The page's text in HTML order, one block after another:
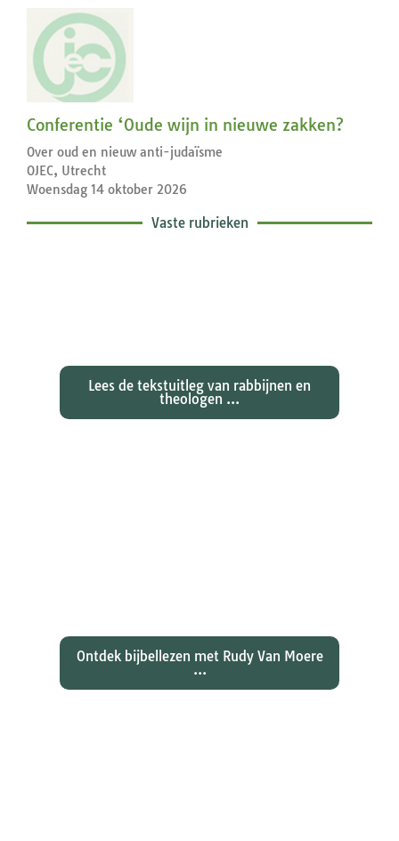
Conferentie ‘Oude wijn in nieuwe zakken?
Over oud en nieuw anti-judaïsme
OJEC, Utrecht
Woensdag 14 oktober 2026
Vaste rubrieken
Lees de tekstuitleg van rabbijnen en
theologen ...
Ontdek bijbellezen met Rudy Van Moere
...